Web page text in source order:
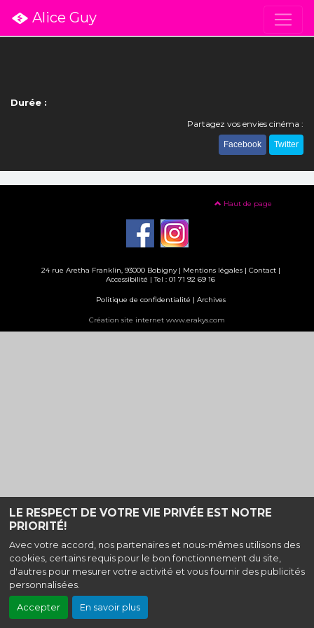
LE RESPECT DE VOTRE VIE PRIVÉE EST NOTRE
PRIORITÉ!
Avec votre accord, nos partenaires et nous-mêmes utilisons des
cookies, certains requis pour le bon fonctionnement du site,
d'autres pour mesurer votre activité et vous fournir des publicités
personnalisées.
Accepter En savoir plus
Alice Guy
Durée :
Partagez vos envies cinéma :
Facebook Twitter
Haut de page
24 rue Aretha Franklin, 93000 Bobigny | Mentions légales| Contact|
Accessibilité | Tel : 01 71 92 69 16
Politique de confidentialité | Archives
Création site internet www.erakys.com